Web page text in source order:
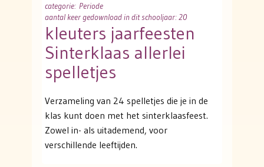
categorie: Periode
aantal keer gedownload in dit schooljaar: 20
kleuters jaarfeesten
Sinterklaas allerlei
spelletjes
Verzameling van 24 spelletjes die je in de
klas kunt doen met het sinterklaasfeest.
Zowel in- als uitademend, voor
verschillende leeftijden.